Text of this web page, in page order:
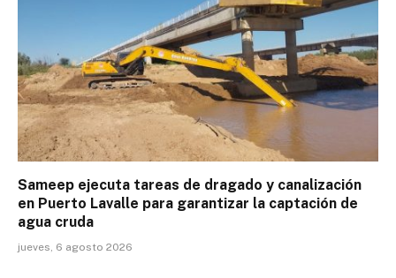
Sameep ejecuta tareas de dragado y canalización
en Puerto Lavalle para garantizar la captación de
agua cruda
jueves, 6 agosto 2026